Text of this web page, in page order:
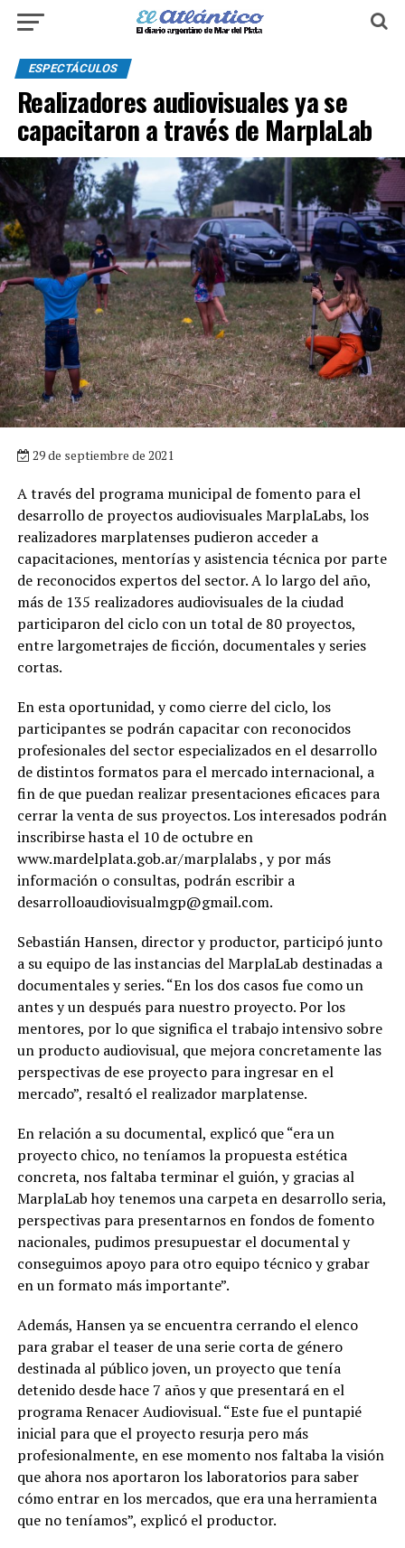
ESPECTÁCULOS
Realizadores audiovisuales ya se
capacitaron a través de MarplaLab
29 de septiembre de 2021
A través del programa municipal de fomento para el
desarrollo de proyectos audiovisuales MarplaLabs, los
realizadores marplatenses pudieron acceder a
capacitaciones, mentorías y asistencia técnica por parte
de reconocidos expertos del sector. A lo largo del año,
más de 135 realizadores audiovisuales de la ciudad
participaron del ciclo con un total de 80 proyectos,
entre largometrajes de ficción, documentales y series
cortas.
En esta oportunidad, y como cierre del ciclo, los
participantes se podrán capacitar con reconocidos
profesionales del sector especializados en el desarrollo
de distintos formatos para el mercado internacional, a
fin de que puedan realizar presentaciones eficaces para
cerrar la venta de sus proyectos. Los interesados podrán
inscribirse hasta el 10 de octubre en
www.mardelplata.gob.ar/marplalabs , y por más
información o consultas, podrán escribir a
desarrolloaudiovisualmgp@gmail.com.
Sebastián Hansen, director y productor, participó junto
a su equipo de las instancias del MarplaLab destinadas a
documentales y series. “En los dos casos fue como un
antes y un después para nuestro proyecto. Por los
mentores, por lo que significa el trabajo intensivo sobre
un producto audiovisual, que mejora concretamente las
perspectivas de ese proyecto para ingresar en el
mercado”, resaltó el realizador marplatense.
En relación a su documental, explicó que “era un
proyecto chico, no teníamos la propuesta estética
concreta, nos faltaba terminar el guión, y gracias al
MarplaLab hoy tenemos una carpeta en desarrollo seria,
perspectivas para presentarnos en fondos de fomento
nacionales, pudimos presupuestar el documental y
conseguimos apoyo para otro equipo técnico y grabar
en un formato más importante”.
Además, Hansen ya se encuentra cerrando el elenco
para grabar el teaser de una serie corta de género
destinada al público joven, un proyecto que tenía
detenido desde hace 7 años y que presentará en el
programa Renacer Audiovisual. “Este fue el puntapié
inicial para que el proyecto resurja pero más
profesionalmente, en ese momento nos faltaba la visión
que ahora nos aportaron los laboratorios para saber
cómo entrar en los mercados, que era una herramienta
que no teníamos”, explicó el productor.